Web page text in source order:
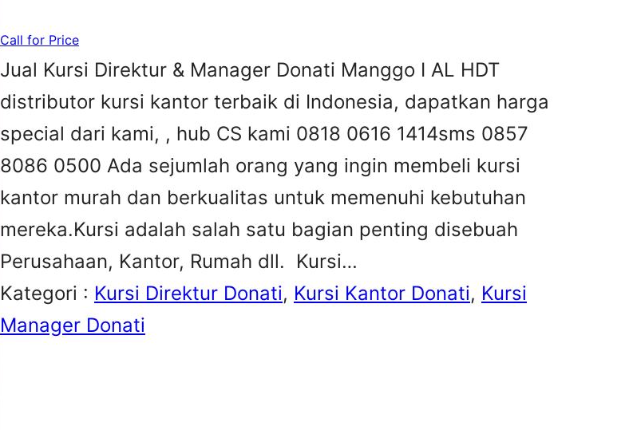
Call for Price
Jual Kursi Direktur & Manager Donati Manggo I AL HDT
distributor kursi kantor terbaik di Indonesia, dapatkan harga
special dari kami, , hub CS kami 0818 0616 1414sms 0857
8086 0500 Ada sejumlah orang yang ingin membeli kursi
kantor murah dan berkualitas untuk memenuhi kebutuhan
mereka.Kursi adalah salah satu bagian penting disebuah
Perusahaan, Kantor, Rumah dll. Kursi…
Kategori : Kursi Direktur Donati, Kursi Kantor Donati, Kursi
Manager Donati